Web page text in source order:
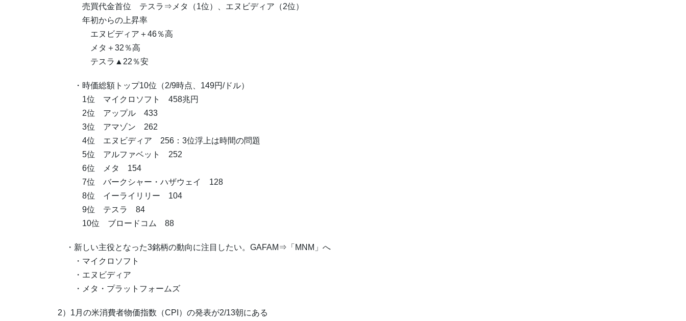
売買代金首位 テスラ⇒メタ（1位）、エヌビディア（2位）
年初からの上昇率
エヌビディア＋46％高
メタ＋32％高
テスラ▲22％安
・時価総額トップ10位（2/9時点、149円/ドル）
1位 マイクロソフト 458兆円
2位 アップル 433
3位 アマゾン 262
4位 エヌビディア 256：3位浮上は時間の問題
5位 アルファベット 252
6位 メタ 154
7位 バークシャー・ハザウェイ 128
8位 イーライリリー 104
9位 テスラ 84
10位 ブロードコム 88
・新しい主役となった3銘柄の動向に注目したい。GAFAM⇒「MNM」へ
・マイクロソフト
・エヌビディア
・メタ・プラットフォームズ
2）1月の米消費者物価指数（CPI）の発表が2/13朝にある